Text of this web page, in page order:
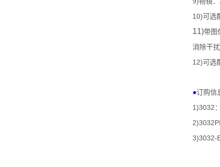
10) 可选
11)带图
消除干
12) 可选
●订购信
1)3032
3)3032-